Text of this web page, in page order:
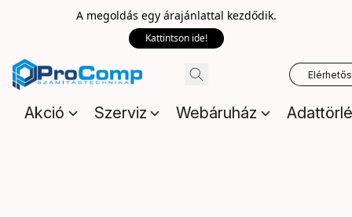
A megoldás egy árajánlattal kezdődik.
Kattintson ide!
Akció Szerviz Webáruház